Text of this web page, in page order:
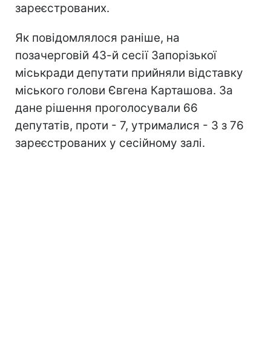
зареєстрованих.
Як повідомлялося раніше, на
позачерговій 43-й сесії Запорізької
міськради депутати прийняли відставку
міського голови Євгена Карташова. За
дане рішення проголосували 66
депутатів, проти - 7, утрималися - 3 з 76
зареєстрованих у сесійному залі.